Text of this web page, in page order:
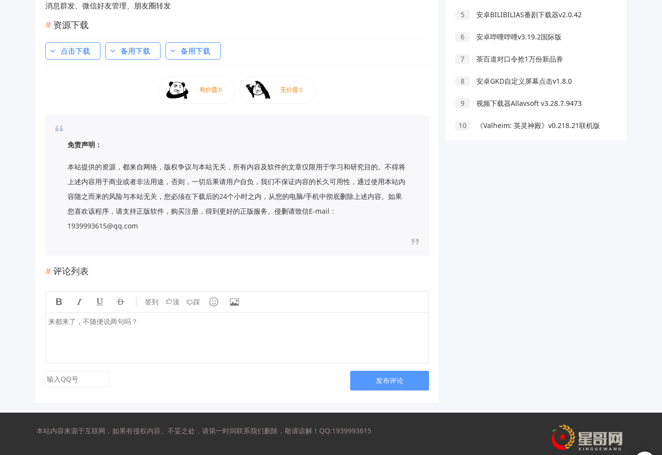
消息群发、微信好友管理、朋友圈转发
资源下载
点击下载 备用下载 备用下载
免责声明：
本站提供的资源，都来自网络，版权争议与本站无关，所有内容及软件的文章仅限用于学习和研究目的。不得将
上述内容用于商业或者非法用途，否则，一切后果请用户自负，我们不保证内容的长久可用性，通过使用本站内
容随之而来的风险与本站无关，您必须在下载后的24个小时之内，从您的电脑/手机中彻底删除上述内容。如果
您喜欢该程序，请支持正版软件，购买注册，得到更好的正版服务。侵删请致信E-mail：
1939993615@qq.com
评论列表
    签到 顶 踩  
发布评论
5 安卓BILIBILIAS番剧下载器v2.0.42
6 安卓哔哩哔哩v3.19.2国际版
7 茶百道对口令抢1万份新品券
8 安卓GKD自定义屏幕点击v1.8.0
9 视频下载器Allavsoft v3.28.7.9473
10 《Valheim: 英灵神殿》v0.218.21联机版
本站内容来源于互联网，如果有侵权内容、不妥之处，请第一时间联系我们删除，敬请谅解！QQ:1939993615